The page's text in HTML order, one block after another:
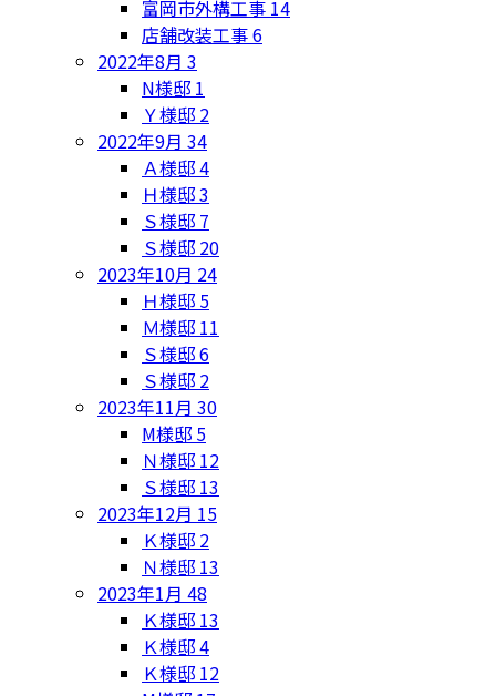
富岡市外構工事 14
店舗改装工事6
2022年8月 3
N様邸 1
Ｙ様邸 2
2022年9月 34
Ａ様邸4
Ｈ様邸3
Ｓ様邸 7
Ｓ様邸 20
2023年10月 24
Ｈ様邸 5
Ｍ様邸 11
Ｓ様邸6
Ｓ様邸 2
2023年11月 30
M様邸 5
Ｎ様邸 12
Ｓ様邸 13
2023年12月 15
Ｋ様邸 2
Ｎ様邸 13
2023年1月 48
Ｋ様邸 13
Ｋ様邸4
Ｋ様邸 12